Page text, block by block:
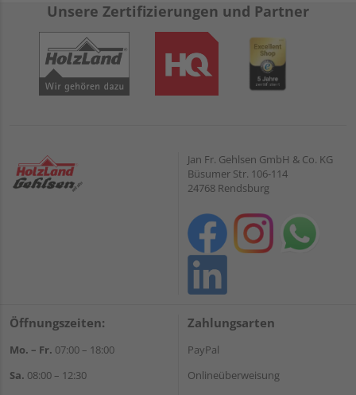
Unsere Zertifizierungen und Partner
Jan Fr. Gehlsen GmbH & Co. KG
Büsumer Str. 106-114
24768 Rendsburg
Öffnungszeiten:
Mo. – Fr. 07:00 – 18:00
Sa. 08:00 – 12:30
Zahlungsarten
PayPal
Onlineüberweisung